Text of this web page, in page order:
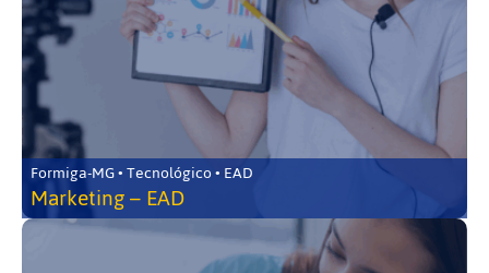
Formiga-MG • Tecnológico • EAD
Marketing – EAD